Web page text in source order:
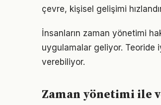
çevre, kişisel gelişimi
İnsanların zaman yönetimi
uygulamalar geliyor. Teoride
verebiliyor.
Zaman yönetimi ile